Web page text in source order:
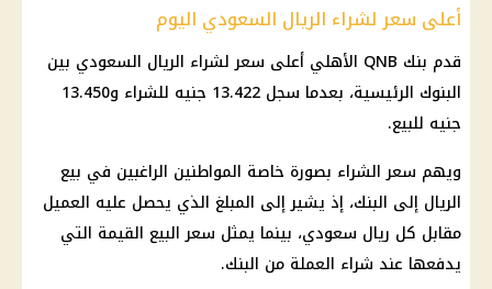
أعلى سعر لشراء الريال السعودي اليوم
قدم بنك QNB الأهلي أعلى سعر لشراء الريال السعودي بين
البنوك الرئيسية، بعدما سجل 13.422 جنيه للشراء و13.450
جنيه للبيع.
ويهم سعر الشراء بصورة خاصة المواطنين الراغبين في بيع
الريال إلى البنك، إذ يشير إلى المبلغ الذي يحصل عليه العميل
مقابل كل ريال سعودي، بينما يمثل سعر البيع القيمة التي
يدفعها عند شراء العملة من البنك.